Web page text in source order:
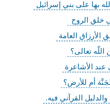
بها على بني إسرائيل
خلق الروح‏
الأرزاق العامة
تعالى؟
عند الأشاعرة
أم للأرض؟
القرآني فيه.